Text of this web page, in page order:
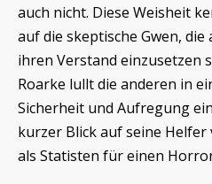
auch nicht. Diese Weisheit
auf die skeptische Gwen,
ihren Verstand einzusetzen
Roarke lullt die anderen in
Sicherheit und Aufregung
kurzer Blick auf seine
als Statisten für einen